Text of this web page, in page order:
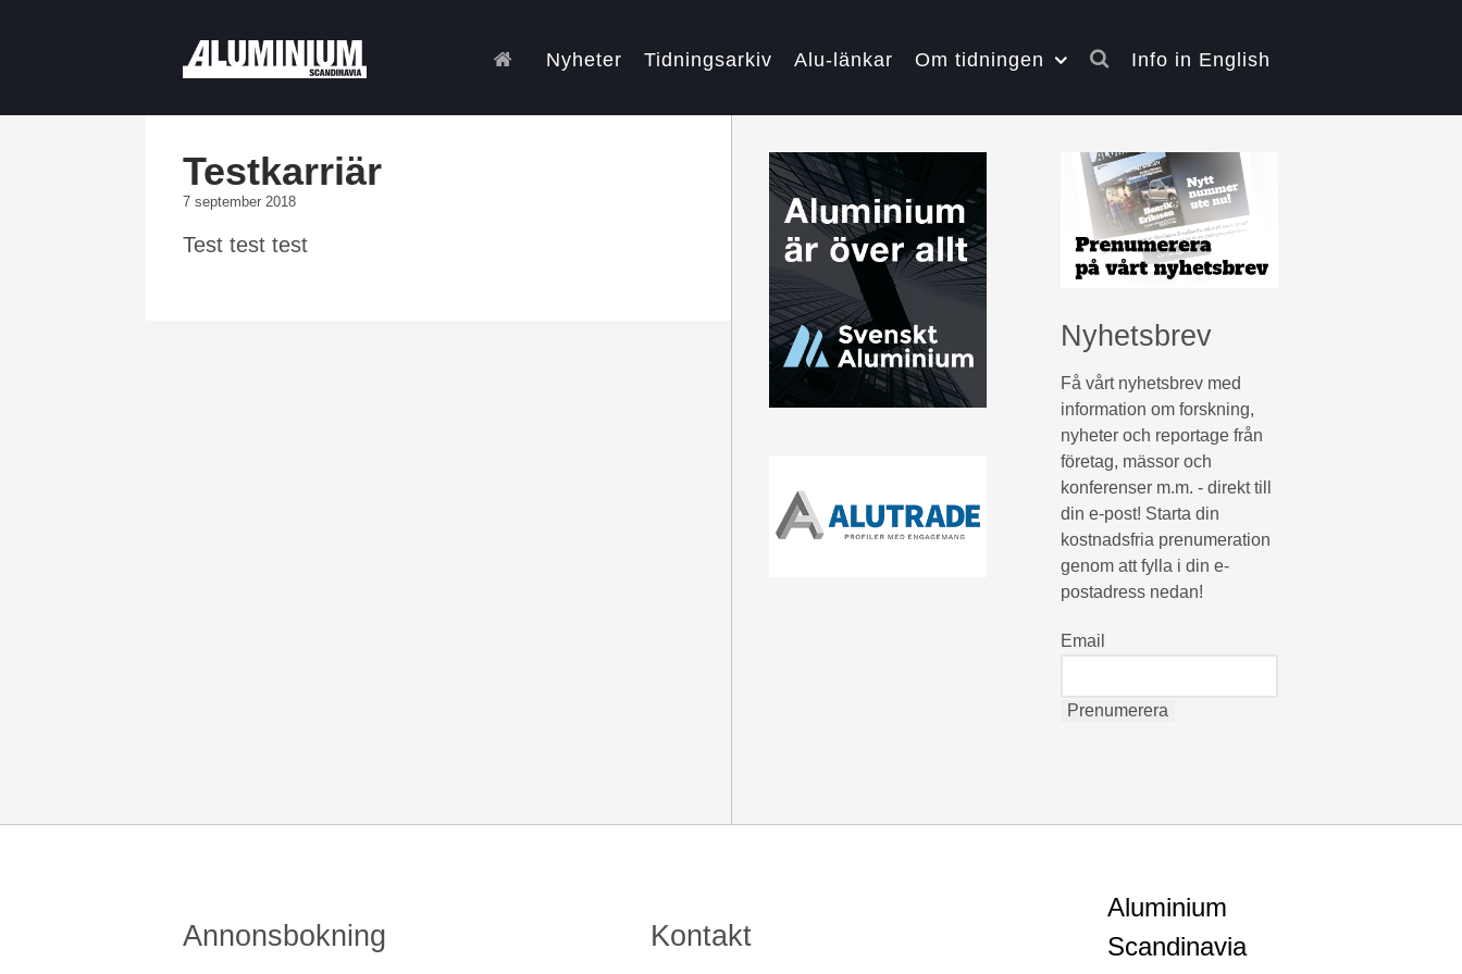
Nyheter Tidningsarkiv Alu-länkar Om tidningen Info in English
Testkarriär
7 september 2018
Test test test
Nyhetsbrev
Få vårt nyhetsbrev med
information om forskning,
nyheter och reportage från
företag, mässor och
konferenser m.m. - direkt till
din e-post! Starta din
kostnadsfria prenumeration
genom att fylla i din e-
postadress nedan!
Email
Annonsbokning Kontakt
Aluminium
Scandinavia